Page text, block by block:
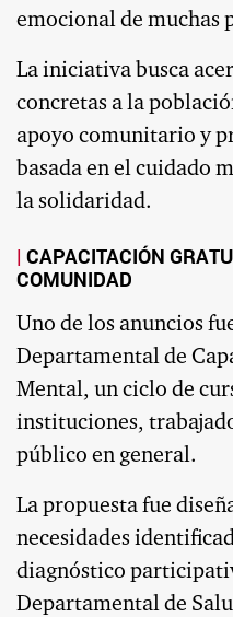
emocional de muchas
La iniciativa busca
concretas a la
apoyo comunitario y
basada en el cuidado
la solidaridad.
CAPACITACIÓN
COMUNIDAD
Uno de los anuncios
Departamental de
Mental, un ciclo de
instituciones,
público en general.
La propuesta fue
necesidades
diagnóstico
Departamental de